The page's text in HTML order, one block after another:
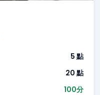
5 點
20 點
100分